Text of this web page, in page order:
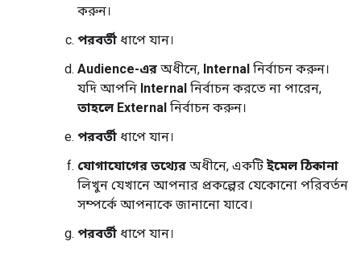
করুন।
পরবর্তী ধাপে যান।
Audience-এর অধীনে, Internal নির্বাচন করুন।
যদি আপনি Internal নির্বাচন করতে না পারেন,
তাহলে External নির্বাচন করুন।
পরবর্তী ধাপে যান।
যোগাযোগের তথ্যের অধীনে, একটি ইমেল ঠিকানা
লিখুন যেখানে আপনার প্রকল্পের যেকোনো পরিবর্তন
সম্পর্কে আপনাকে জানানো যাবে।
পরবর্তী ধাপে যান।